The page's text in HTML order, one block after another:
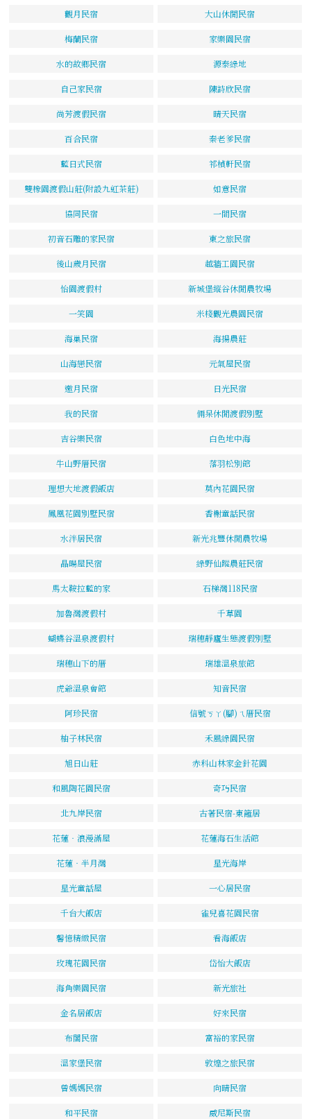
觀月民宿 大山休閒民宿
梅蘭民宿 家樂園民宿
水的故鄉民宿 源泰綠地
自己家民宿 陳詩欣民宿
尚芳渡假民宿 晴天民宿
百合民宿 秦老爹民宿
藍日式民宿 祁楨軒民宿
雙橡園渡假山莊(附設九虹茶莊) 如意民宿
協同民宿 一間民宿
初音石雕的家民宿 東之旅民宿
後山歲月民宿 越牆工園民宿
怡園渡假村 新城堡縱谷休閒農牧場
一笑園 米棧觀光農園民宿
海巢民宿 海揚農莊
山海戀民宿 元氣屋民宿
邀月民宿 日光民宿
我的民宿 倆呆休閒渡假別墅
吉谷樂民宿 白色地中海
牛山野厝民宿 落羽松別館
理想大地渡假飯店 莫內花園民宿
鳳凰花園別墅民宿 香榭童話民宿
水泮居民宿 新光兆豐休閒農牧場
晶暘屋民宿 綠野仙蹤農莊民宿
馬太鞍拉藍的家 石梯灣118民宿
加魯灣渡假村 千草園
蝴蝶谷溫泉渡假村 瑞穗靜廬生態渡假別墅
瑞穗山下的厝 瑞雄溫泉旅館
虎爺溫泉會館 知音民宿
阿珍民宿 信號ㄎㄚ(腳)ㄟ厝民宿
柚子林民宿 禾風綠園民宿
旭日山莊 赤科山林家金針花園
和風陶花園民宿 奇巧民宿
北九岸民宿 古著民宿-東籬居
花蓮‧浪漫滿屋 花蓮海石生活館
花蓮‧半月灣 星光海岸
星光童話屋 一心居民宿
千台大飯店 雀兒喜花園民宿
馨憶精緻民宿 看海飯店
玫瑰花園民宿 岱怡大飯店
海角樂園民宿 新光旅社
金名居飯店 好來民宿
布閣民宿 富裕的家民宿
溫家堡民宿 敦煌之旅民宿
曾媽媽民宿 向晴民宿
和平民宿 威尼斯民宿